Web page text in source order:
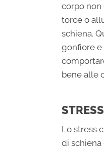
corpo non
torce o
schiena.
gonfiore e
bene alle
Lo stress
di schiena